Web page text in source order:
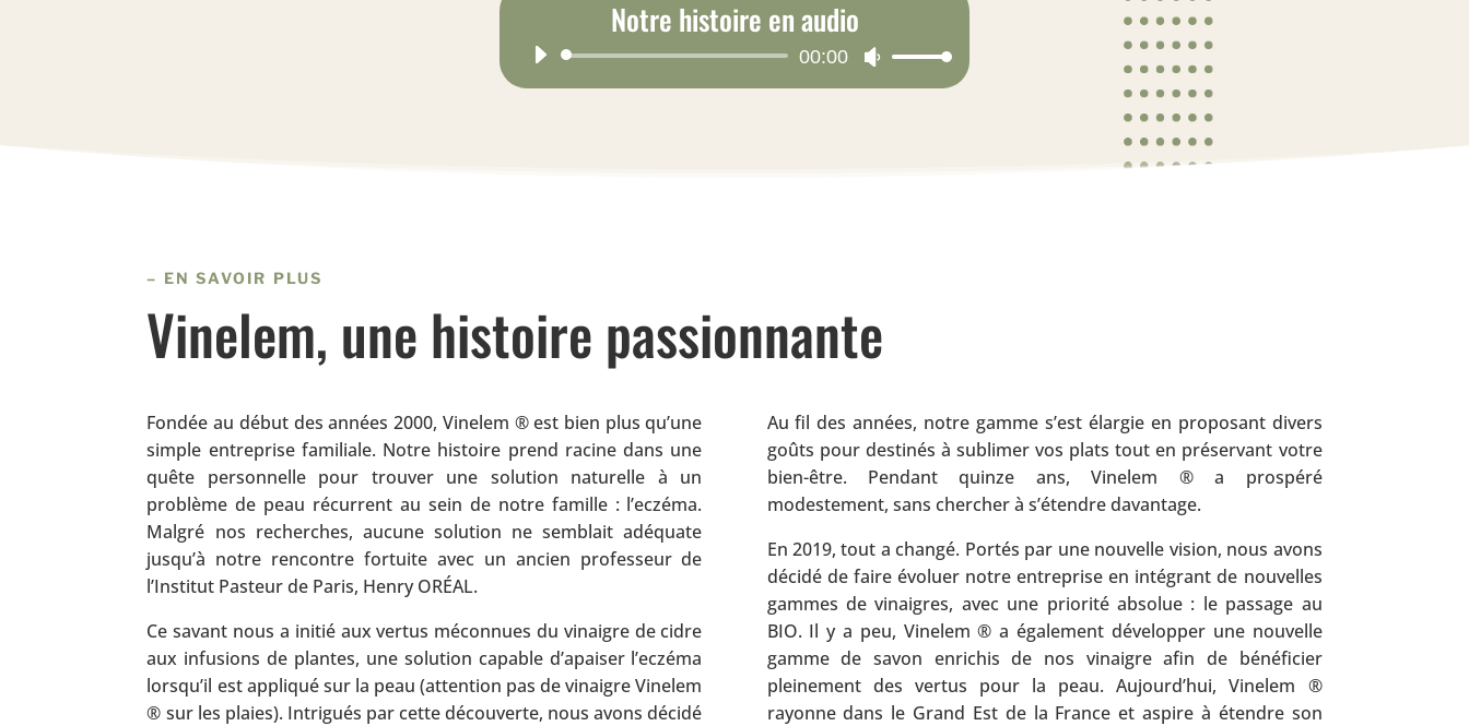
Notre histoire en audio
Lecteur 00:00
Utilisez
– EN SAVOIR PLUS
Vinelem, une histoire passionnante
Fondée au début des années 2000, Vinelem ® est bien plus qu’une
simple entreprise familiale. Notre histoire prend racine dans une
quête personnelle pour trouver une solution naturelle à un
problème de peau récurrent au sein de notre famille : l’eczéma.
Malgré nos recherches, aucune solution ne semblait adéquate
jusqu’à notre rencontre fortuite avec un ancien professeur de
l’Institut Pasteur de Paris, Henry ORÉAL.
Ce savant nous a initié aux vertus méconnues du vinaigre de cidre
aux infusions de plantes, une solution capable d’apaiser l’eczéma
lorsqu’il est appliqué sur la peau (attention pas de vinaigre Vinelem
® sur les plaies). Intrigués par cette découverte, nous avons décidé
Au fil des années, notre gamme s’est élargie en proposant divers
goûts pour destinés à sublimer vos plats tout en préservant votre
bien-être. Pendant quinze ans, Vinelem ® a prospéré
modestement, sans chercher à s’étendre davantage.
En 2019, tout a changé. Portés par une nouvelle vision, nous avons
décidé de faire évoluer notre entreprise en intégrant de nouvelles
gammes de vinaigres, avec une priorité absolue : le passage au
BIO. Il y a peu, Vinelem ® a également développer une nouvelle
gamme de savon enrichis de nos vinaigre afin de bénéficier
pleinement des vertus pour la peau. Aujourd’hui, Vinelem ®
rayonne dans le Grand Est de la France et aspire à étendre son